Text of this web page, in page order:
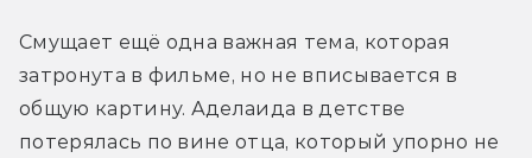
Смущает ещё одна важная тема, которая
затронута в фильме, но не вписывается в
общую картину. Аделаида в детстве
потерялась по вине отца, который упорно не